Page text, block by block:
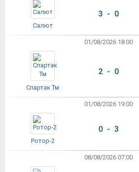
Салют
3 - 0
01/08/2026 18:00
Спартак Тм
2 - 0
01/08/2026 19:00
Ротор-2
0 - 3
08/08/2026 07:00